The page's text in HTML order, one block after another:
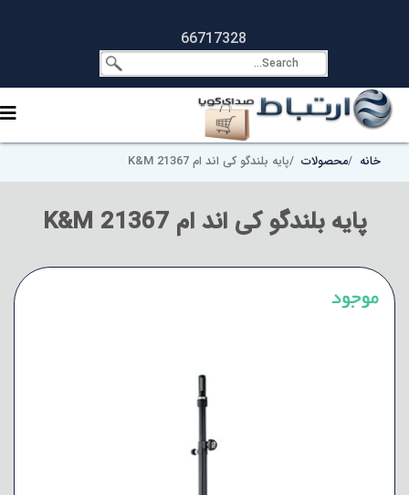
66717328
خانه محصولات پایه بلندگو کی اند ام K&M 21367
پایه بلندگو کی اند ام K&M 21367